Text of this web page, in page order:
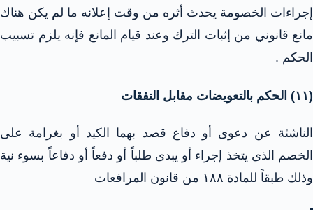
إجراءات الخصومة يحدث أثره من وقت إعلانه ما لم يكن هناك
مانع قانوني من إثبات الترك وعند قيام المانع فإنه يلزم تسبيب
الحكم .
(۱۱) الحكم بالتعويضات مقابل النفقات
الناشئة عن دعوى أو دفاع قصد بهما الكيد أو بغرامة على
الخصم الذى يتخذ إجراء أو يبدى طلباً أو دفعاً أو دفاعاً بسوء نية
وذلك طبقاً للمادة ۱۸۸ من قانون المرافعات